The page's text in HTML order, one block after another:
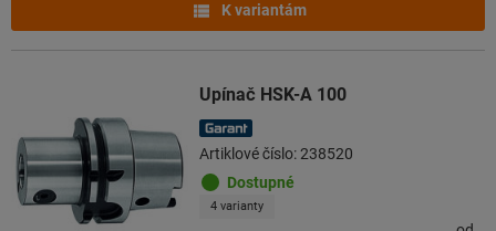
K variantám
Upínač HSK-A 100
Artiklové číslo: 238520
Dostupné
4 varianty